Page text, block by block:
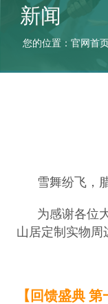
新闻
您的位置： 官网首
雪舞纷飞，腊
为感谢各位大
山居定制实物
【回馈盛典